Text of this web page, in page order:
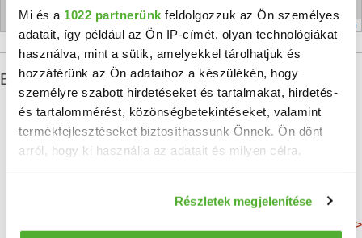
Mi és a 1022 partnerünk feldolgozzuk az Ön személyes
adatait, így például az Ön IP-címét, olyan technológiákat
használva, mint a sütik, amelyekkel tárolhatjuk és
hozzáférünk az Ön adataihoz a készülékén, hogy
személyre szabott hirdetéseket és tartalmakat, hirdetés-
és tartalommérést, közönségbetekintéseket, valamint
termékfejlesztéseket biztosíthassunk Önnek. Ön dönt
arról, hogy ki használja az adatait és milyen célra.
Információgyűjtés az Ön földrajzi elhelyezkedéséről
pár méteres pontossággal
Részletek megjelenítése
OpenStreetMap
Budapest XI. kerület ingatlan statisztikái
Átlagos alapterület
55 m²
Lakosság
143 165 Fő
Összes lakás
78 187 db
Még több adat >